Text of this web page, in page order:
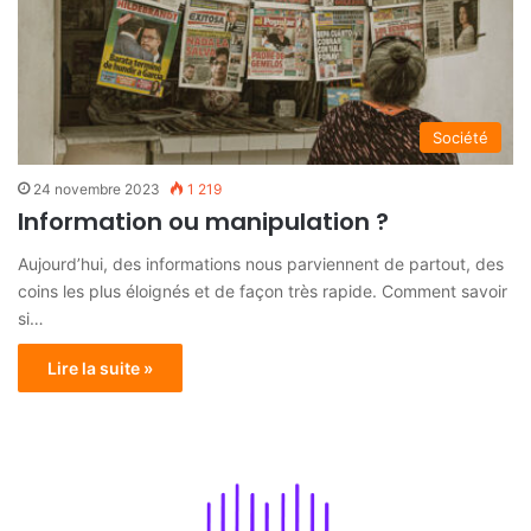
Société
24 novembre 2023 1 219
Information ou manipulation ?
Aujourd’hui, des informations nous parviennent de partout, des
coins les plus éloignés et de façon très rapide. Comment savoir
si…
Lire la suite »